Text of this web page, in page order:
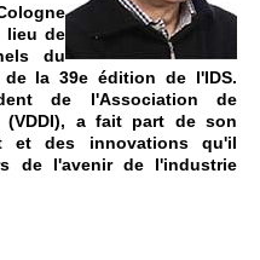
lieu de
du
la 39e édition de l'IDS.
de l'Association de
(VDDI), a fait part de son
et des innovations qu'il
de l'avenir de l'industrie